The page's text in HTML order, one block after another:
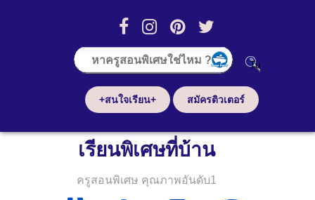
+สนใจเรียน+ สมัครติวเตอร์
เรียนพิเศษที่บ้าน
ครูสอนพิเศษ คุณภาพอันดับ1